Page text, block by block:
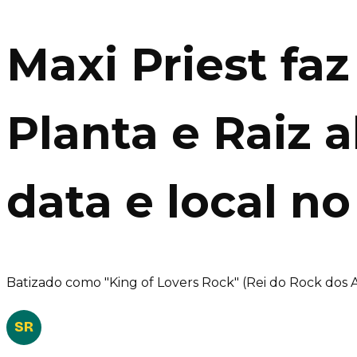
Maxi Priest
Planta e Raiz
data e local
Batizado como "King of Lovers Rock" (Rei do Rock
SR